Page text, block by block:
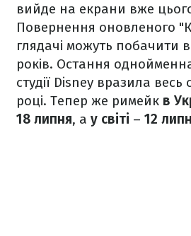
вийде на екрани вже
Повернення оновленого
глядачі можуть побачити
років. Остання
студії Disney вразила весь
році. Тепер же римейк в
18 липня, а у світі – 12